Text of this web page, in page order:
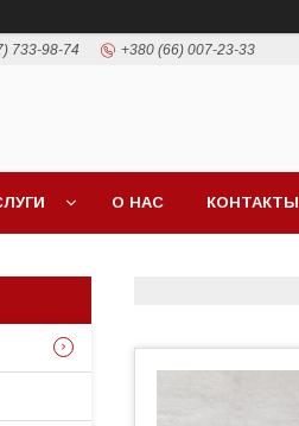
733-98-74 +380 (66) 007-23-33
О НАС КОНТАКТЫ